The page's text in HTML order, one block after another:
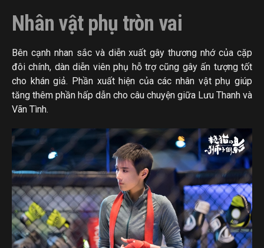
Nhân vật phụ tròn vai
Bên cạnh nhan sắc và diễn xuất gây thương nhớ của cặp
đôi chính, dàn diễn viên phụ hỗ trợ cũng gây ấn tượng tốt
cho khán giả. Phần xuất hiện của các nhân vật phụ giúp
tăng thêm phần hấp dẫn cho câu chuyện giữa Lưu Thanh và
Vãn Tình.